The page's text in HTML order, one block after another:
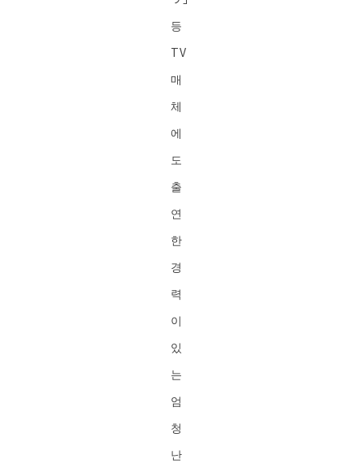
등
TV
매
체
에
도
출
연
한
경
력
이
있
는
엄
청
난